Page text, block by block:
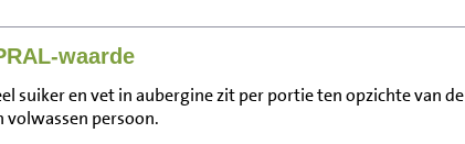
waarde
suiker en vet in aubergine zit per portie ten opzichte van de
volwassen persoon.